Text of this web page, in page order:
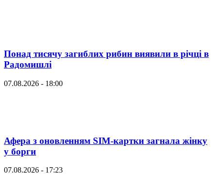
Понад тисячу загиблих рибин виявили в річці в
Радомишлі
07.08.2026 - 18:00
Афера з оновленням SIM-картки загнала жінку
у борги
07.08.2026 - 17:23